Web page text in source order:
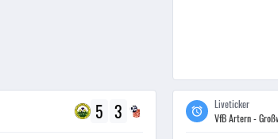
5 3
Liveticker
VfB Artern -